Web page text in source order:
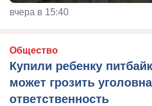
вчера в 15:40
Общество
Купили ребенку
может грозить
ответственность